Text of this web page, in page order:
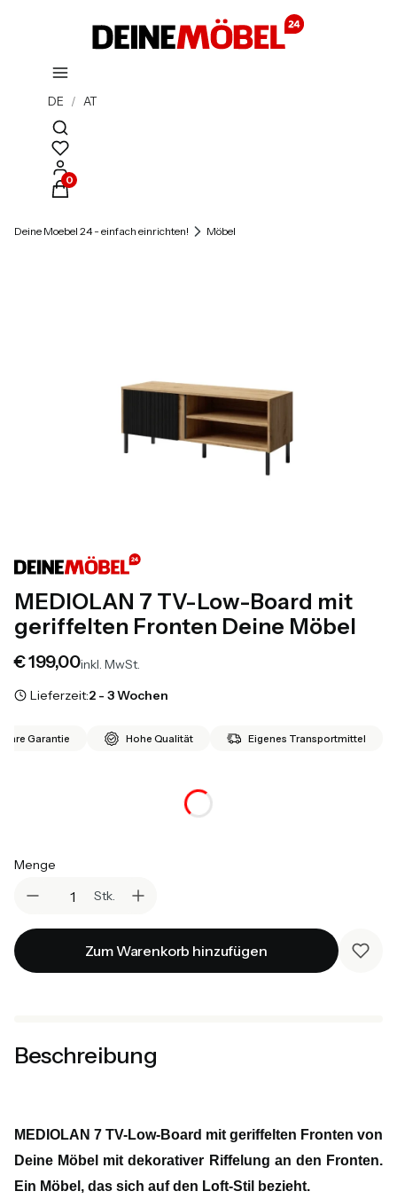
DE / AT
Suchmaschine öffnen
Produkte im Warenkorb: 0. Details anzeigen
Deine Moebel 24 - einfach einrichten! Möbel
MEDIOLAN 7 TV-Low-Board mit
geriffelten Fronten Deine Möbel
Preis
€ 199,00inkl. MwSt.
Lieferzeit:2 - 3 Wochen
Garantie Hohe Qualität Eigenes Transportmittel
Menge
Stk.
Zum Warenkorb hinzufügen
Beschreibung
MEDIOLAN 7 TV-Low-Board mit geriffelten Fronten von
Deine Möbel mit dekorativer Riffelung an den Fronten.
Ein Möbel, das sich auf den Loft-Stil bezieht.